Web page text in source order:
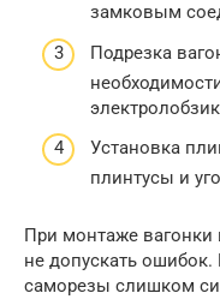
замковым
Подрезка
Установка
плинтусы и
При монтаже
не допускать ошибок.
саморезы слишком